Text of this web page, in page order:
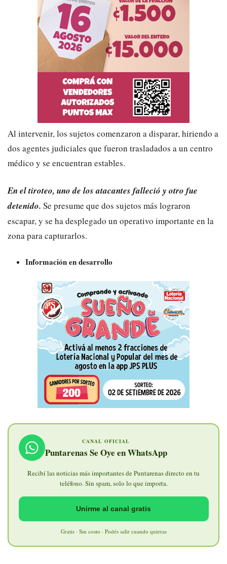
Al intervenir, los sujetos comenzaron a disparar, hiriendo a
dos agentes judiciales que fueron trasladados a un centro
médico y se encuentran estables.
En el tiroteo, uno de los atacantes falleció y otro fue
detenido. Se presume que dos sujetos más lograron
escapar, y se ha desplegado un operativo importante en la
zona para capturarlos.
Información en desarrollo
CANAL OFICIAL
Puntarenas Se Oye en WhatsApp
Recibí las noticias más importantes de Puntarenas directo en tu
teléfono. Sin spam, solo lo que importa.
Unirme al canal gratis
Gratis · Sin costo · Podés salir cuando quieras